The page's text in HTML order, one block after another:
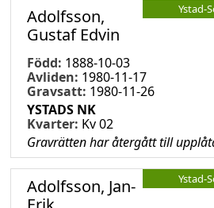
Ystad-
Adolfsson,
Gustaf Edvin
Född: 1888-10-03
Avliden: 1980-11-17
Gravsatt: 1980-11-26
YSTADS NK
Kvarter: Kv 02
Gravrätten har återgått till
Ystad-
Adolfsson, Jan-